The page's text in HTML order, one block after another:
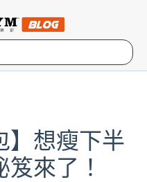
】想瘦下半
來了！